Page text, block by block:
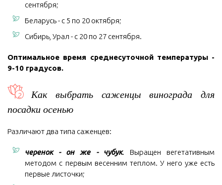
сентября;
Беларусь - с 5 по 20 октября;
Сибирь, Урал - с 20 по 27 сентября.
Оптимальное время среднесуточной температуры -
9-10 градусов.
Как выбрать саженцы винограда для
посадки осенью
Различают два типа саженцев:
черенок - он же - чубук. Выращен вегетативным
методом с первым весенним теплом. У него уже есть
первые листочки;